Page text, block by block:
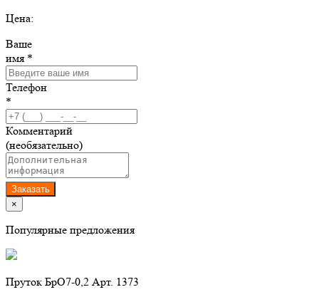
Цена:
Ваше
имя *
Телефон
*
Комментарий
(необязательно)
Заказать
×
Популярные предложения
Пруток БрО7-0,2 Арт. 1373